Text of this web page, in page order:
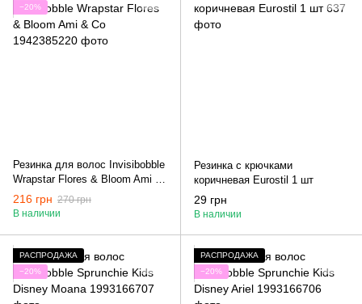
−20%
Резинка для волос Invisibobble
Wrapstar Flores & Bloom Ami &
Co
216 грн 270 грн
В наличии
Резинка с крючками
коричневая Eurostil 1 шт
29 грн
В наличии
РАСПРОДАЖА
−20%
РАСПРОДАЖА
−20%